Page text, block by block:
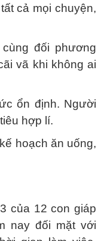
cả mọi chuyện,
đối phương
vã khi không ai
ổn định. Người
hợp lí.
hoạch ăn uống,
của 12 con giáp
nay đối mặt với